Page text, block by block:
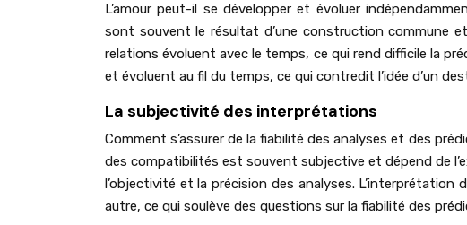
L’amour peut-il se développer et évoluer
sont souvent le résultat d’une construction commune
relations évoluent avec le temps, ce qui rend difficile la
et évoluent au fil du temps, ce qui contredit l’idée d’un
La subjectivité des interprétations
Comment s’assurer de la fiabilité des analyses et des
des compatibilités est souvent subjective et dépend de
l’objectivité et la précision des analyses. L’interprétation
autre, ce qui soulève des questions sur la fiabilité des